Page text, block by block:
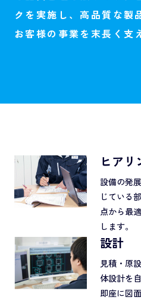
クを実施し、高品質な製
お客様の事業を末長く支
ヒアリ
設備の発
じている
点から最
します。
設計
見積・原
体設計を
即座に図